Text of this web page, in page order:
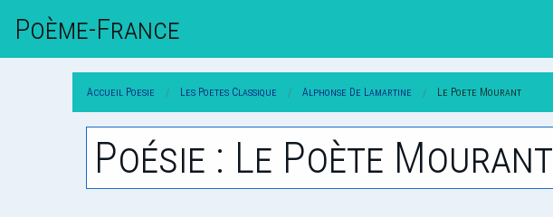
Poème-FrAnce
Accueil Poesie Les Poetes Classique Alphonse De Lamartine Le Poete Mourant
Poésie : Le Poète Mourant